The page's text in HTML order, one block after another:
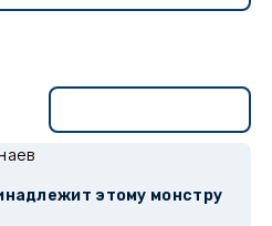
этому монстру